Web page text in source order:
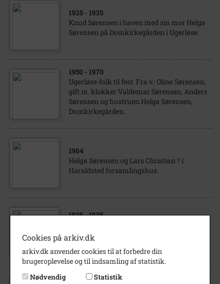
1925 - 1935
Knud Sørensen i haven med sin mor Helga
Sørensen på Domkirkegården i Ugerløse.
1950 - 1970
Ugerløse-folk til fest. Fra v.: Oline Sørensen,
gift m. klokker Valdemar Sørensen, Anders
Sørensen og hustruen Helga Sørensen,
Domkirkegården.
1964
Helga Sørensen og Lars Christian ? i
Haraldsted forsamlingshus.
1925- 1935
af Helga og Anders Sørensen,
Domkirkegården i Ugerløse.
Cookies på arkiv.dk
arkiv.dk anvender cookies til at forbedre din
brugeroplevelse og til indsamling af statistik.
Nødvendig
Statistik